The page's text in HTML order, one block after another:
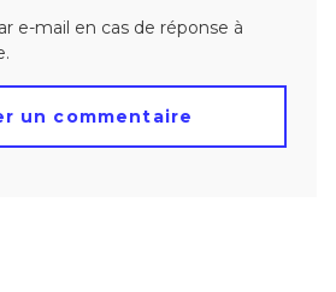
e-mail en cas de réponse à